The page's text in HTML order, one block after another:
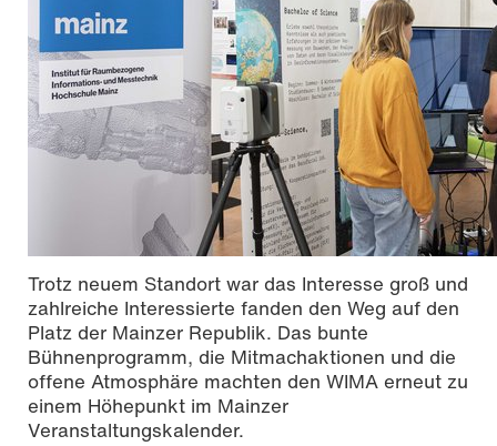
Trotz neuem Standort war das Interesse groß und
zahlreiche Interessierte fanden den Weg auf den
Platz der Mainzer Republik. Das bunte
Bühnenprogramm, die Mitmachaktionen und die
offene Atmosphäre machten den WIMA erneut zu
einem Höhepunkt im Mainzer
Veranstaltungskalender.